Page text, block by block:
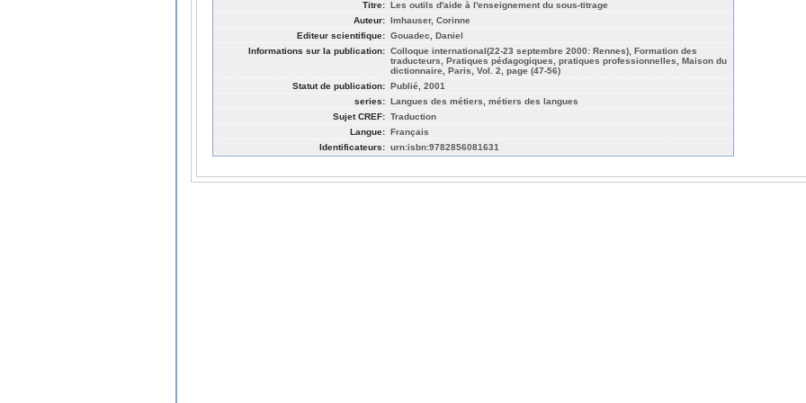
Titre: Les outils d'aide à l'enseignement du sous-titrage
Auteur: Imhauser, Corinne
Editeur scientifique: Gouadec, Daniel
Informations sur la publication: Colloque international(22-23 septembre 2000: Rennes), Formation des
traducteurs, Pratiques pédagogiques, pratiques professionnelles, Maison du
dictionnaire, Paris, Vol. 2, page (47-56)
Statut de publication: Publié, 2001
series: Langues des métiers, métiers des langues
Sujet CREF: Traduction
Langue: Français
Identificateurs: urn:isbn:9782856081631